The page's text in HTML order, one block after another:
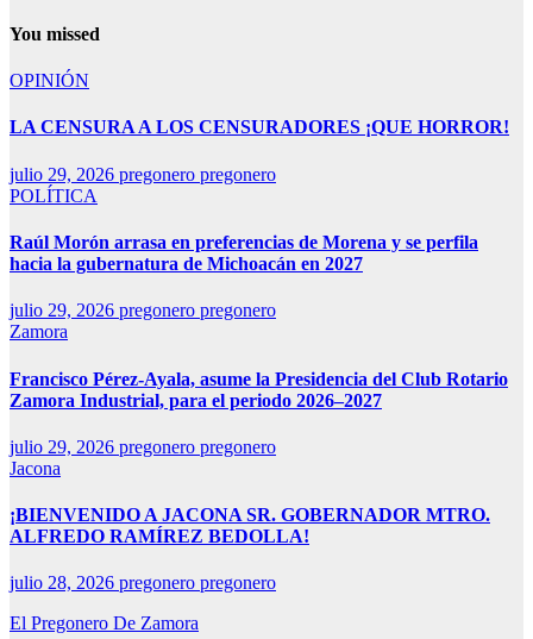
You missed
OPINIÓN
LA CENSURA A LOS CENSURADORES ¡QUE HORROR!
julio 29, 2026 pregonero pregonero
POLÍTICA
Raúl Morón arrasa en preferencias de Morena y se perfila
hacia la gubernatura de Michoacán en 2027
julio 29, 2026 pregonero pregonero
Zamora
Francisco Pérez-Ayala, asume la Presidencia del Club Rotario
Zamora Industrial, para el periodo 2026–2027
julio 29, 2026 pregonero pregonero
Jacona
¡BIENVENIDO A JACONA SR. GOBERNADOR MTRO.
ALFREDO RAMÍREZ BEDOLLA!
julio 28, 2026 pregonero pregonero
El Pregonero De Zamora